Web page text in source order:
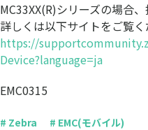
MC33XX(R)シリーズの場合
詳しくは以下サイトをご覧く
https://
Device?language=ja
EMC0315
# Zebra # EMC(モバイル)